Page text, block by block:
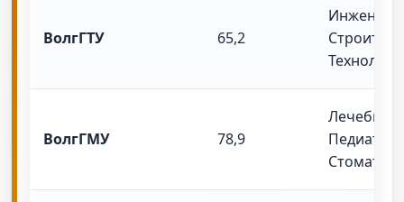
ВолгГТУ 65,2
ВолгГМУ 78,9
Лечебное